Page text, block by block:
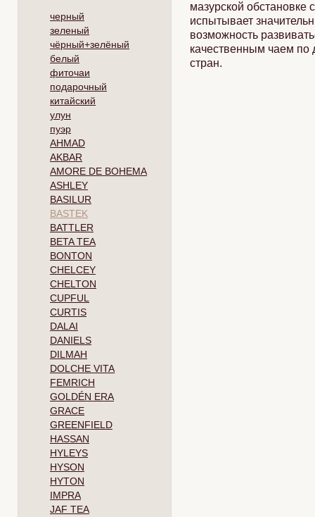
черный
зеленый
чёрный+зелёный
белый
фиточаи
подарочный
китайский
улун
пуэр
AHMAD
AKBAR
AMORE DE BOHEMA
ASHLEY
BASILUR
BASTEK
BATTLER
BETA TEA
BONTON
CHELCEY
CHELTON
CUPFUL
CURTIS
DALAI
DANIELS
DILMAH
DOLCHE VITA
FEMRICH
GOLDÉN ERA
GRACE
GREENFIELD
HASSAN
HYLEYS
HYSON
HYTON
IMPRA
JAF TEA
мазурской обстановке
испытывает
возможность
качественным чаем по
стран.